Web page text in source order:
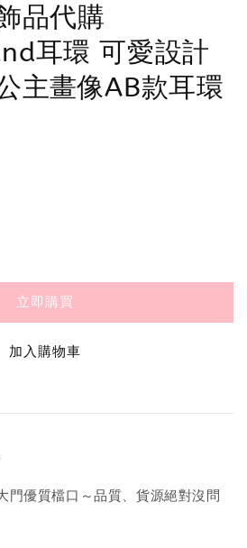
品代購
耳環 可愛設計
主畫像AB款耳環
立即購買
加入購物車
門優質檔口～品質、貨源絕對沒問